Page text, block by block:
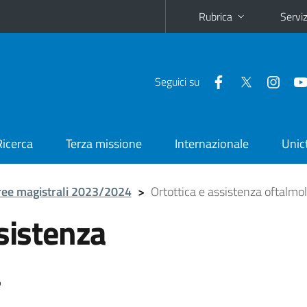
Rubrica
Seguici su
Terza missione Internazionale
magistrali 2023/2024 > Ortottica e assistenza